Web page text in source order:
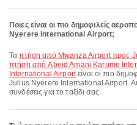
Ποιες είναι οι πιο δημοφιλείς
Nyerere International Airport;
Ταπτήση από Mwanza Airport προς
πτήση από Abeid Amani Karume
International Airportείναι οι πιο
Julius Nyerere International Airport.
συνδέσεις για το ταξίδι σας.